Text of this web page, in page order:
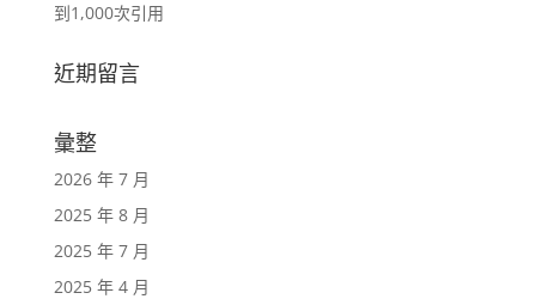
到1,000次引用
近期留言
彙整
2026 年 7 月
2025 年 8 月
2025 年 7 月
2025 年 4 月